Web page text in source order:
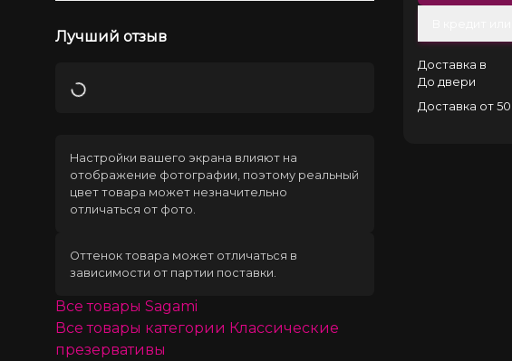
Лучший отзыв
Загрузка
Настройки вашего экрана влияют на
отображение фотографии, поэтому реальный
цвет товара может незначительно
отличаться от фото.
Оттенок товара может отличаться в
зависимости от партии поставки.
Все товары Sagami
Все товары категории Классические
презервативы
Доставка в
До двери
Доставка от